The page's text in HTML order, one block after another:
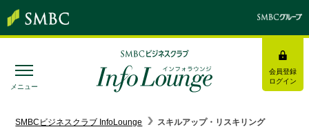
メニュー
会員登録
ログイン
みんなの研修
SMBCビジネスクラブ InfoLounge スキルアップ・リスキリング